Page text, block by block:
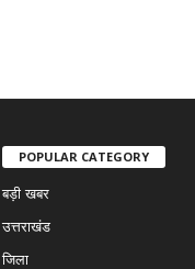
POPULAR CATEGORY
बड़ी खबर
उत्तराखंड
जिला